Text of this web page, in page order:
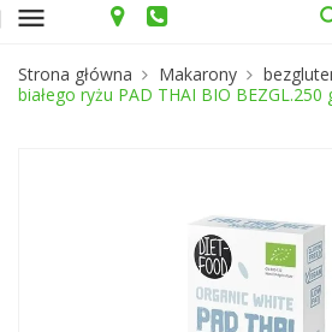
menu
Strona główna Makarony
białego ryżu PAD THAI BIO BEZGL.250